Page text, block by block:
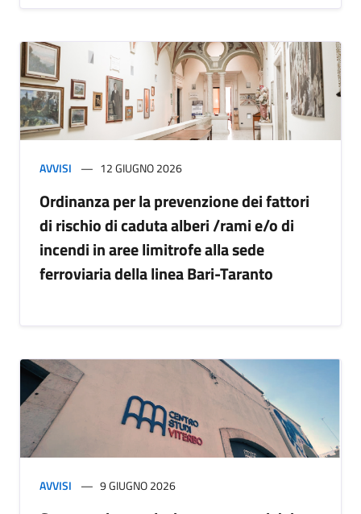
AVVISI 12 GIUGNO 2026
Ordinanza per la prevenzione dei fattori
di rischio di caduta alberi /rami e/o di
incendi in aree limitrofe alla sede
ferroviaria della linea Bari-Taranto
AVVISI 9 GIUGNO 2026